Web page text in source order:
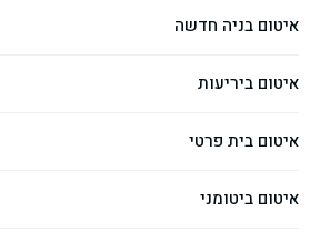
איטום בניה חדשה
איטום ביריעות
איטום בית פרטי
איטום ביטומני